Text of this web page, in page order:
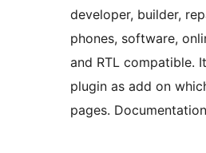
developer, builder,
phones, software,
and RTL compatible.
plugin as add on
pages.